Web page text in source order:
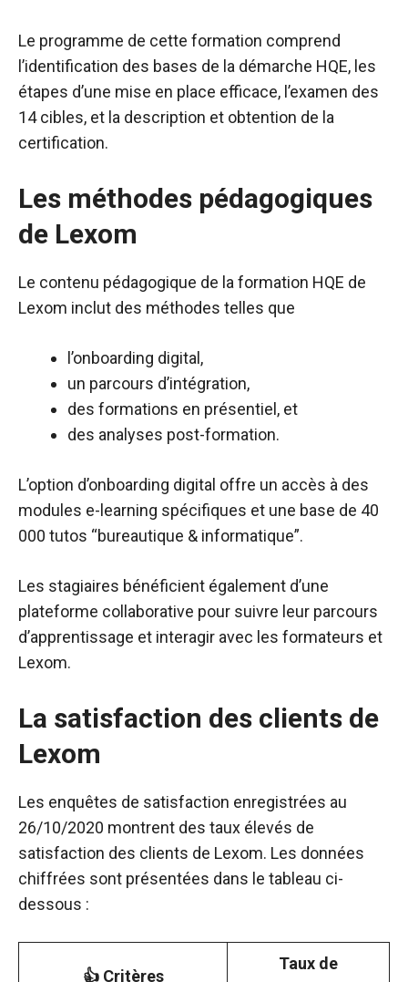
Le programme de cette formation comprend
l’identification des bases de la démarche HQE, les
étapes d’une mise en place efficace, l’examen des
14 cibles, et la description et obtention de la
certification.
Les méthodes pédagogiques
de Lexom
Le contenu pédagogique de la formation HQE de
Lexom inclut des méthodes telles que
l’onboarding digital,
un parcours d’intégration,
des formations en présentiel, et
des analyses post-formation.
L’option d’onboarding digital offre un accès à des
modules e-learning spécifiques et une base de 40
000 tutos “bureautique & informatique”.
Les stagiaires bénéficient également d’une
plateforme collaborative pour suivre leur parcours
d’apprentissage et interagir avec les formateurs et
Lexom.
La satisfaction des clients de
Lexom
Les enquêtes de satisfaction enregistrées au
26/10/2020 montrent des taux élevés de
satisfaction des clients de Lexom. Les données
chiffrées sont présentées dans le tableau ci-
dessous :
👍 Critères
Taux de